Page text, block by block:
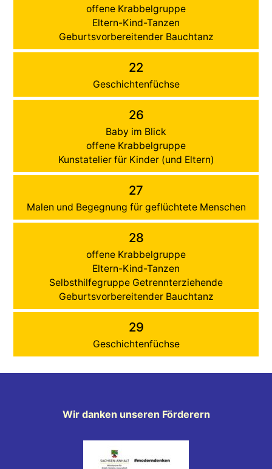
offene Krabbelgruppe
Eltern-Kind-Tanzen
Geburtsvorbereitender Bauchtanz
22
Geschichtenfüchse
26
Baby im Blick
offene Krabbelgruppe
Kunstatelier für Kinder (und Eltern)
27
Malen und Begegnung für geflüchtete Menschen
28
offene Krabbelgruppe
Eltern-Kind-Tanzen
Selbsthilfegruppe Getrennterziehende
Geburtsvorbereitender Bauchtanz
29
Geschichtenfüchse
Wir danken unseren Förderern